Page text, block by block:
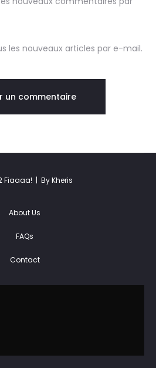
les nouveaux articles par e-mail.
Fiaaaa! | By Kheris
About Us
FAQs
Contact